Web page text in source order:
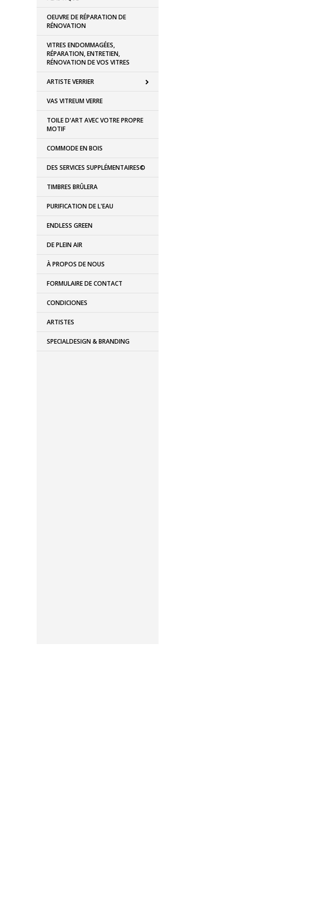
OEUVRE DE RÉPARATION DE
RÉNOVATION
VITRES ENDOMMAGÉES,
RÉPARATION, ENTRETIEN,
RÉNOVATION DE VOS VITRES
ARTISTE VERRIER
VAS VITREUM VERRE
TOILE D'ART AVEC VOTRE PROPRE
MOTIF
COMMODE EN BOIS
DES SERVICES SUPPLÉMENTAIRES©
TIMBRES BRÛLERA
PURIFICATION DE L'EAU
ENDLESS GREEN
DE PLEIN AIR
À PROPOS DE NOUS
FORMULAIRE DE CONTACT
CONDICIONES
ARTISTES
SPECIALDESIGN & BRANDING